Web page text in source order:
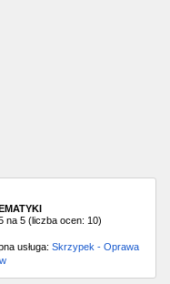
na 5(liczba ocen: 10)
usługa: Skrzypek - Oprawa